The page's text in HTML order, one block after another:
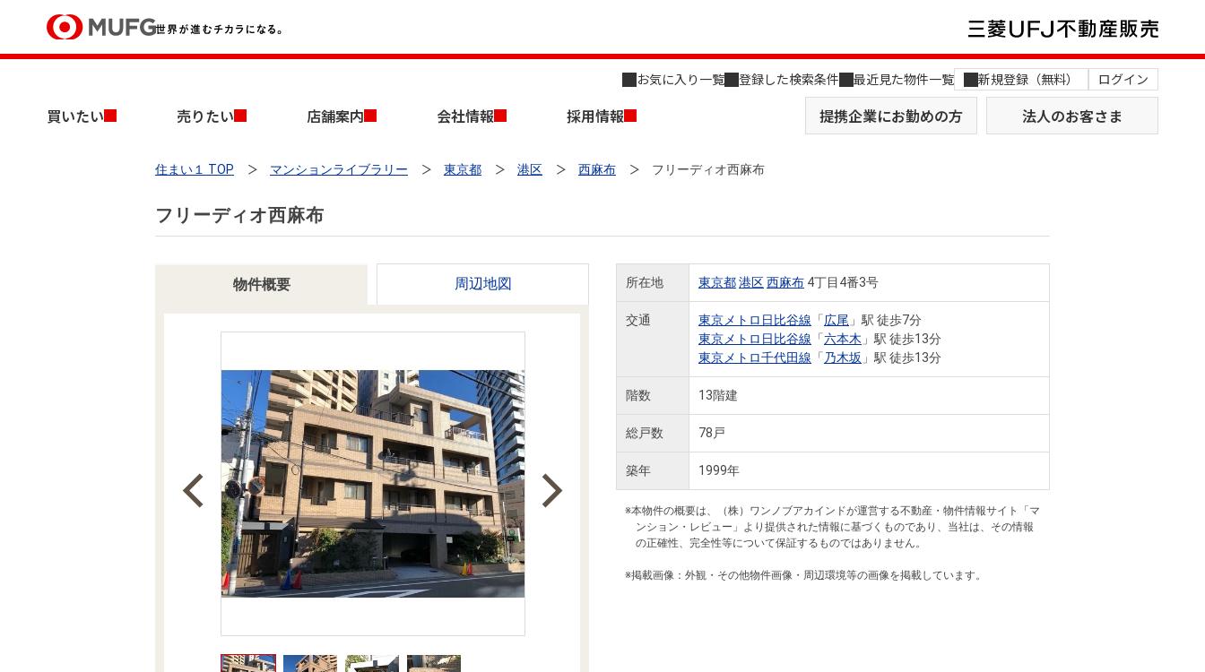
お気に入り一覧 登録した検索条件 最近見た物件一覧 新規登録（無料） ログイン
買いたい 売りたい 店舗案内 会社情報 採用情報 提携企業にお勤めの方 法人のお客さま
買いたいTOP
新築・中古一戸建てを探す 土地を探す
投資用物件を探す 事業用物件を探す
住宅ローンシミュレーション
住まいと暮らしの税金の本（電子ブック） 購入ガイド
売りたいTOP
AI不動産査定
売却時手取り金額試算
周辺相場検索
住まいと暮らしの税金の本（電子ブック） 売却ガイド
店舗案内TOP
店舗のご案内（名古屋） 店舗のご案内（関西）
会社情報TOP
会社概要 MUFG Way
役員一覧
本社地図
会社案内（電子ブック版）
採用情報TOP
キャリア採用情報
売りたい
住まい１ TOP マンションライブラリー 東京都 港区 西麻布 フリーディオ西麻布
フリーディオ西麻布
物件概要 周辺地図 所在地 東京都港区西麻布 4丁目4番3号
交通 東京メトロ日比谷線 「広尾 」駅 徒歩7分
東京メトロ日比谷線 「六本木 」駅 徒歩13分
東京メトロ千代田線 「 乃木坂 」駅 徒歩13分
階数 13階建
総戸数 78戸
築年 1999年
※本物件の概要は、（株）ワンノブアカインドが運営する不動産・物件情報サイト「マ
ンション・レビュー」より提供された情報に基づくものであり、当社は、その情報
の正確性、完全性等について保証するものではありません。
※掲載画像：外観・その他物件画像・周辺環境等の画像を掲載しています。